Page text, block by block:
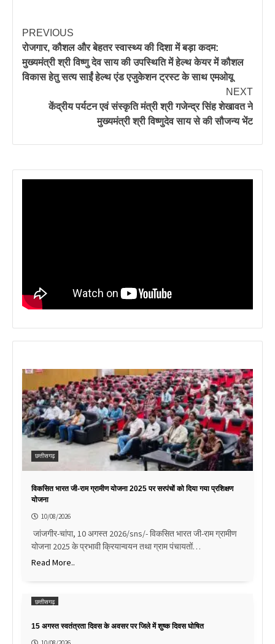
PREVIOUS
रोजगार, कौशल और बेहतर स्वास्थ्य की दिशा में बड़ा कदम:
मुख्यमंत्री श्री विष्णु देव साय की उपस्थिति में हेल्थ केयर में कौशल
विकास हेतु सत्य साईं हेल्थ एंड एजुकेशन ट्रस्ट के साथ एमओयू
NEXT
केंद्रीय पर्यटन एवं संस्कृति मंत्री श्री गजेन्द्र सिंह शेखावत ने
मुख्यमंत्री श्री विष्णुदेव साय से की सौजन्य भेंट
छत्तीसगढ़
विकसित भारत जी-राम ग्रामीण योजना 2025 पर सरपंचों को दिया गया प्रशिक्षण
योजना
10/08/2026
जांजगीर-चांपा, 10 अगस्त 2026/sns/- विकसित भारत जी-राम ग्रामीण
योजना 2025 के प्रभावी क्रियान्वयन तथा ग्राम पंचायतों…
Read More..
छत्तीसगढ़
15 अगस्त स्वतंत्रता दिवस के अवसर पर जिले में शुष्क दिवस घोषित